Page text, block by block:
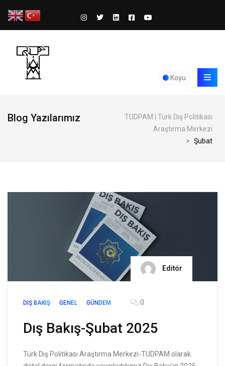
Koyu
Blog Yazılarımız
TUDPAM | Türk Dış Politikası
Araştırma Merkezi
> Şubat
Editör
DIŞ BAKIŞ GENEL GÜNDEM 0
Dış Bakış-Şubat 2025
Türk Dış Politikası Araştırma Merkezi-TUDPAM olarak